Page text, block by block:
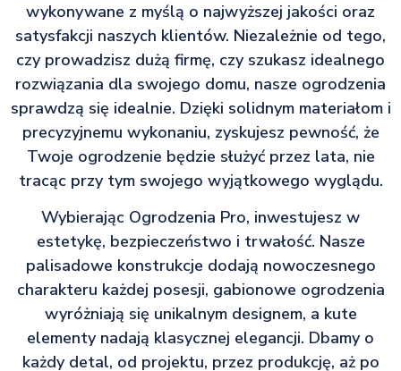
wykonywane z myślą o najwyższej jakości oraz
satysfakcji naszych klientów. Niezależnie od tego,
czy prowadzisz dużą firmę, czy szukasz idealnego
rozwiązania dla swojego domu, nasze ogrodzenia
sprawdzą się idealnie. Dzięki solidnym materiałom i
precyzyjnemu wykonaniu, zyskujesz pewność, że
Twoje ogrodzenie będzie służyć przez lata, nie
tracąc przy tym swojego wyjątkowego wyglądu.
Wybierając Ogrodzenia Pro, inwestujesz w
estetykę, bezpieczeństwo i trwałość. Nasze
palisadowe konstrukcje dodają nowoczesnego
charakteru każdej posesji, gabionowe ogrodzenia
wyróżniają się unikalnym designem, a kute
elementy nadają klasycznej elegancji. Dbamy o
każdy detal, od projektu, przez produkcję, aż po